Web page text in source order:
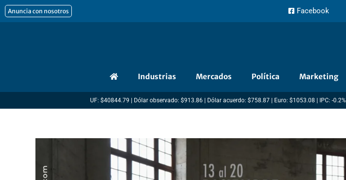
al
Anuncia con nosotros Facebook
Industrias Mercados Política Marketing
UF: $40844.79 | Dólar observado: $913.86 | Dólar acuerdo: $758.87 | Euro: $1053.08 | IPC: -